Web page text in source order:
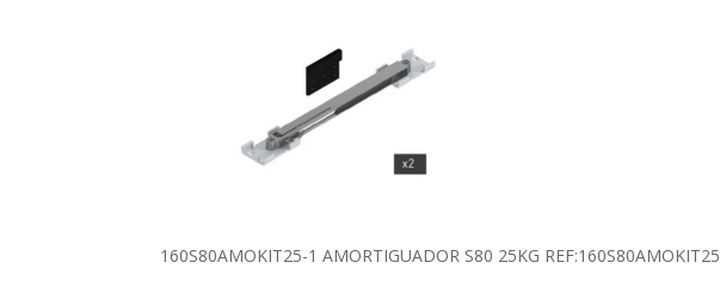
160S80AMOKIT25-1 AMORTIGUADOR S80 25KG REF:160S80AMOKIT25